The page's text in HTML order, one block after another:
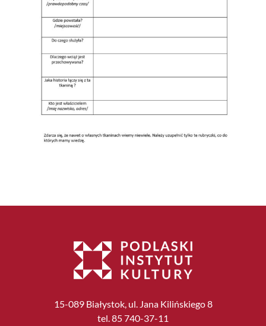
15-089 Białystok, ul. Jana Kilińskiego 8
tel. 85 740-37-11